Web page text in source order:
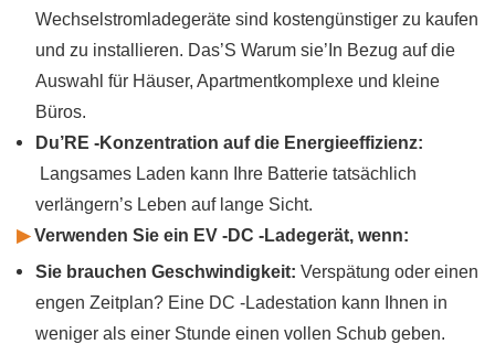
Wechselstromladegeräte sind kostengünstiger zu kaufen
und zu installieren. Das’S Warum sie’In Bezug auf die
Auswahl für Häuser, Apartmentkomplexe und kleine
Büros.
Du’RE -Konzentration auf die Energieeffizienz:
Langsames Laden kann Ihre Batterie tatsächlich
verlängern’s Leben auf lange Sicht.
▶Verwenden Sie ein EV -DC -Ladegerät, wenn:
Sie brauchen Geschwindigkeit: Verspätung oder einen
engen Zeitplan? Eine DC -Ladestation kann Ihnen in
weniger als einer Stunde einen vollen Schub geben.